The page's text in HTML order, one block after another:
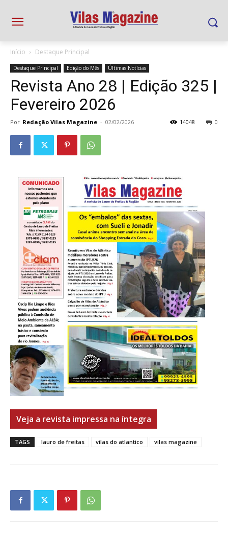
Início Destaque Principal
Destaque Principal Edição do Mês Últimas Notícias
Revista Ano 28 | Edição 325 |
Fevereiro 2026
Por Redação Vilas Magazine - 02/02/2026 0
14048
Veja a revista impressa na íntegra
TAGS lauro de freitas vilas do atlantico vilas magazine